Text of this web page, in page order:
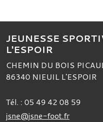
JEUNESSE
L'ESPOIR
CHEMIN DU BOIS
86340 NIEUIL L'ESPOIR
Tél. : 05 49 42 08 59
jsne@jsne-foot.fr